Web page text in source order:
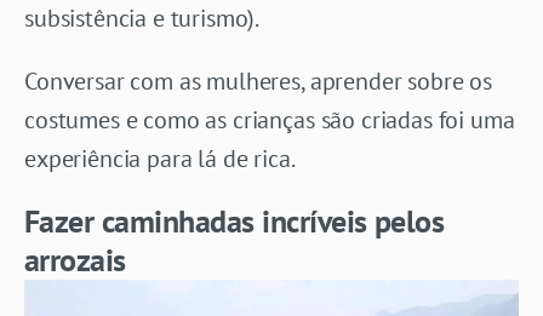
subsistência e turismo).
Conversar com as mulheres, aprender sobre os
costumes e como as crianças são criadas foi uma
experiência para lá de rica.
Fazer caminhadas incríveis pelos
arrozais